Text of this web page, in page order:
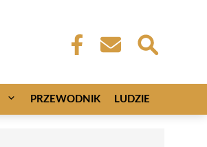
PRZEWODNIK LUDZIE